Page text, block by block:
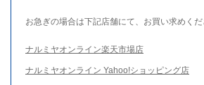
お急ぎの場合は下記店舗にて、お買い求めくだ
ナルミヤオンライン楽天市場店
ナルミヤオンライン Yahoo!ショッピング店